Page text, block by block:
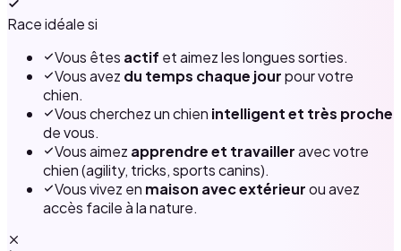
Race idéale si
Vous êtes actif et aimez les longues sorties.
Vous avez du temps chaque jourpour votre
chien.
Vous cherchez un chien intelligent et très proche
de vous.
Vous aimez apprendre et travailleravec votre
chien (agility, tricks, sports canins).
Vous vivez en maison avec extérieurou avez
accès facile à la nature.